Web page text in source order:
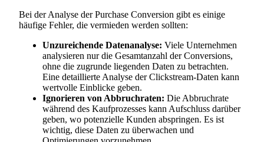
Bei der Analyse der Purchase Conversion gibt es einige
häufige Fehler, die vermieden werden sollten:
Unzureichende Datenanalyse: Viele Unternehmen
analysieren nur die Gesamtanzahl der Conversions,
ohne die zugrunde liegenden Daten zu betrachten.
Eine detaillierte Analyse der Clickstream-Daten kann
wertvolle Einblicke geben.
Ignorieren von Abbruchraten: Die Abbruchrate
während des Kaufprozesses kann Aufschluss darüber
geben, wo potenzielle Kunden abspringen. Es ist
wichtig, diese Daten zu überwachen und